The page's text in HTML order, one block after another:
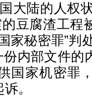
大陆的人权
的豆腐渣工程
家秘密罪”判
内部文件的
国家机密罪
。